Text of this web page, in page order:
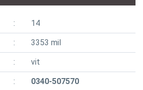
14
3353 mil
vit
0340-507570